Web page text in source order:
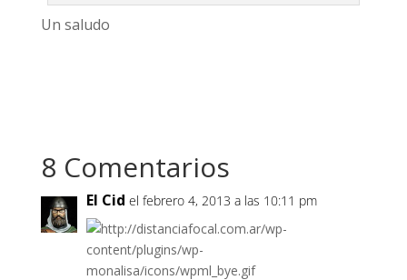
Un saludo
8 Comentarios
El Cid el febrero 4, 2013 a las 10:11 pm